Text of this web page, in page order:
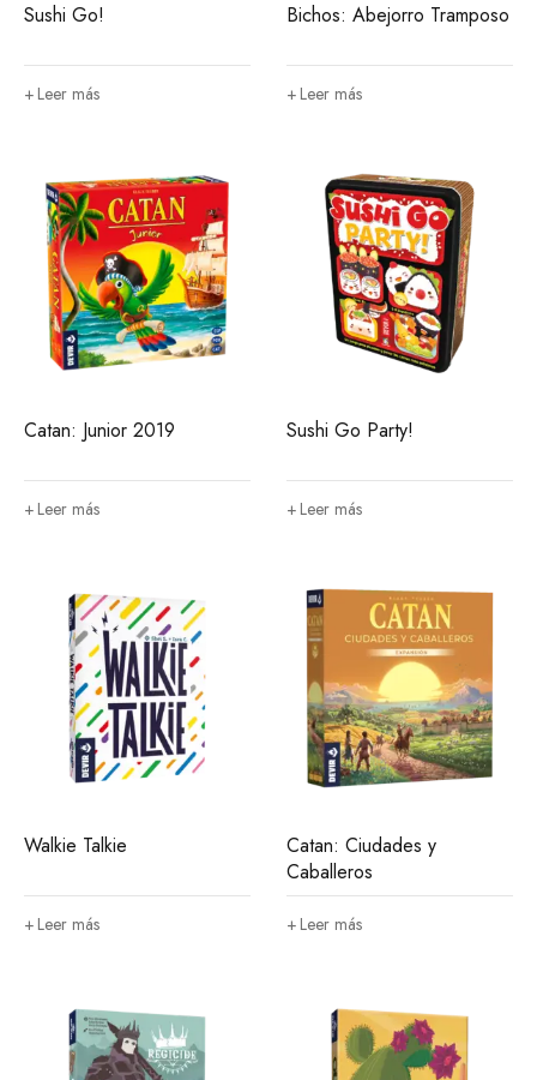
Sushi Go!
Leer más
Bichos: Abejorro Tramposo
Leer más
Catan: Junior 2019
Leer más
Sushi Go Party!
Leer más
Walkie Talkie
Leer más
Catan: Ciudades y
Caballeros
Leer más